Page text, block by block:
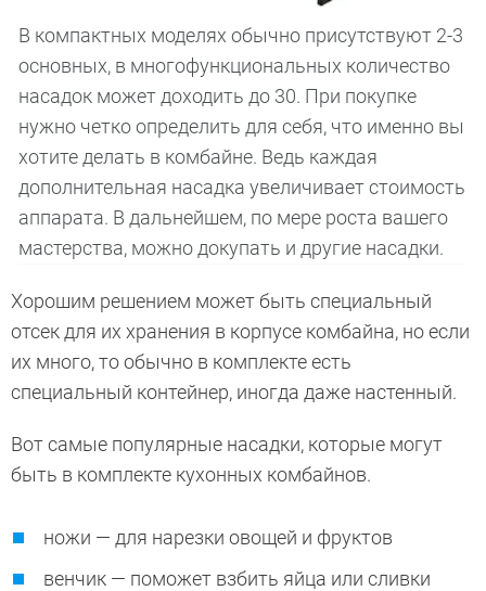
В компактных моделях обычно присутствуют 2-3
основных, в многофункциональных количество
насадок может доходить до 30. При покупке
нужно четко определить для себя, что именно вы
хотите делать в комбайне. Ведь каждая
дополнительная насадка увеличивает стоимость
аппарата. В дальнейшем, по мере роста вашего
мастерства, можно докупать и другие насадки.
Хорошим решением может быть специальный
отсек для их хранения в корпусе комбайна, но если
их много, то обычно в комплекте есть
специальный контейнер, иногда даже настенный.
Вот самые популярные насадки, которые могут
быть в комплекте кухонных комбайнов.
ножи — для нарезки овощей и фруктов
венчик — поможет взбить яйца или сливки